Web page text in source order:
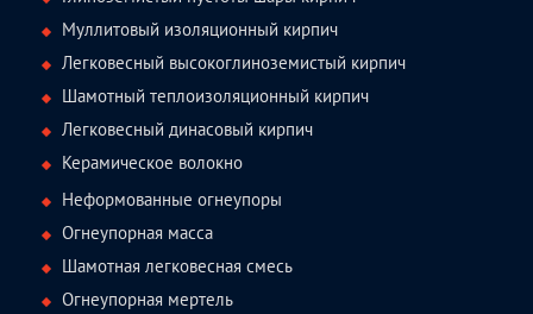
Муллитовый изоляционный кирпич
Легковесный высокоглиноземистый кирпич
Шамотный теплоизоляционный кирпич
Легковесный динасовый кирпич
Керамическое волокно
Неформованные огнеупоры
Огнеупорная масса
Шамотная легковесная смесь
Огнеупорная мертель